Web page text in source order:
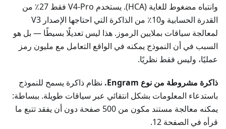
وانتباه مضغوط للغاية (HCA). يستخدم V4-Pro فقط 27٪ من
القدرة الحسابية و10٪ من الذاكرة التي احتاجها الإصدار V3
لمعالجة سياقات بملايين الرموز. هذا ليس تعديلًا بسيطًا — بل هو
السبب في أن النموذج يمكنه في الواقع التعامل مع مليون رمز
عمليًا، وليس فقط نظريًا.
ذاكرة مشروطة من نوع Engram.
نظام ذاكرة يسمح للنموذج
باستدعاء المعلومات بشكل انتقائي عبر سياقات طويلة. ببساطة:
يمكنه معالجة مستند مكون من 500 صفحة دون أن يفقد تتبع ما
قرأه في الصفحة 12.